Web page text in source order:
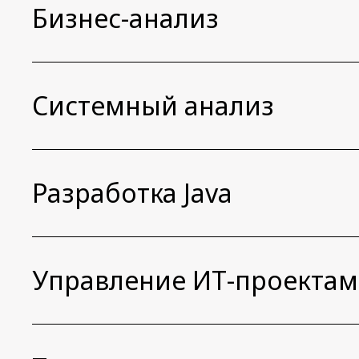
Бизнес-анализ
Системный анализ
Разработка Java
Управление ИТ-